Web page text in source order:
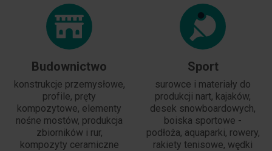
Budownictwo
konstrukcje przemysłowe,
profile, pręty
kompozytowe, elementy
nośne mostów, produkcja
zbiorników i rur,
kompozyty ceramiczne
Sport
surowce i materiały do
produkcji nart, kajaków,
desek snowboardowych,
boiska sportowe -
podłoża, aquaparki, rowery,
rakiety tenisowe, wędki